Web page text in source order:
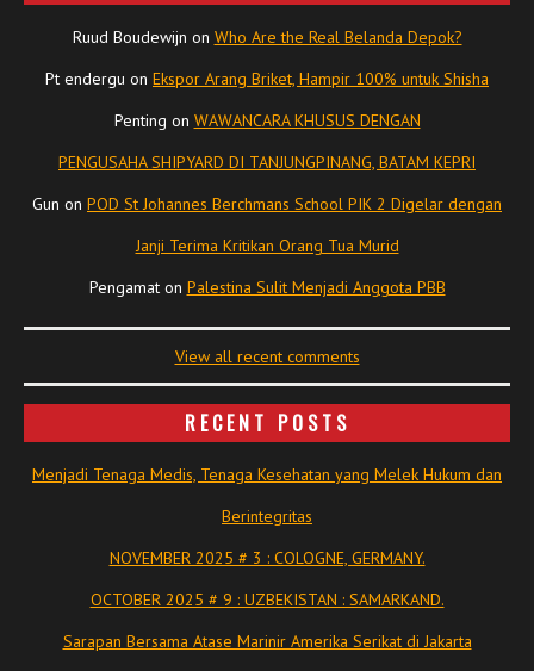
Ruud Boudewijn on Who Are the Real Belanda Depok?
Pt endergu on Ekspor Arang Briket, Hampir 100% untuk Shisha
Penting on WAWANCARA KHUSUS DENGAN
PENGUSAHA SHIPYARD DI TANJUNGPINANG, BATAM KEPRI
Gun on POD St Johannes Berchmans School PIK 2 Digelar dengan
Janji Terima Kritikan Orang Tua Murid
Pengamaton Palestina Sulit Menjadi Anggota PBB
View all recent comments
RECENT POSTS
Menjadi Tenaga Medis, Tenaga Kesehatan yang Melek Hukum dan
Berintegritas
NOVEMBER 2025 # 3 : COLOGNE, GERMANY.
OCTOBER 2025 # 9 : UZBEKISTAN : SAMARKAND.
Sarapan Bersama Atase Marinir Amerika Serikat di Jakarta